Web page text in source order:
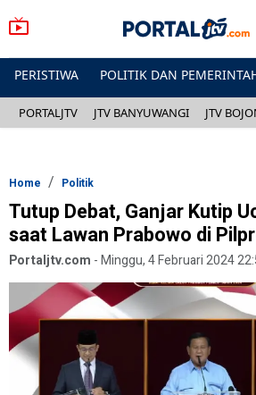
PERISTIWA POLITIK DAN
PORTALJTV JTV BANYUWANGI JTV
Home Politik
Tutup Debat, Ganjar Kutip
saat Lawan Prabowo di
Portaljtv.com -Minggu, 4 Februari 2024